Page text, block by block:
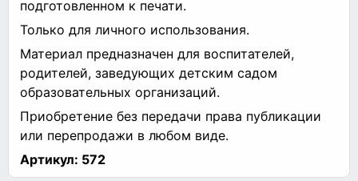
подготовленном к печати.
Только для личного использования.
Материал предназначен для воспитателей,
родителей, заведующих детским садом
образовательных организаций.
Приобретение без передачи права публикации
или перепродажи в любом виде.
Артикул: 572